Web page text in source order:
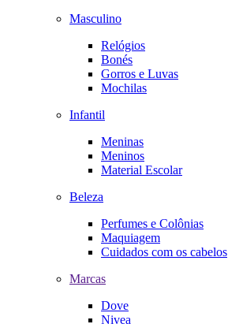
Masculino
Relógios
Bonés
Gorros e Luvas
Mochilas
Infantil
Meninas
Meninos
Material Escolar
Beleza
Perfumes e Colônias
Maquiagem
Cuidados com os cabelos
Marcas
Dove
Nivea